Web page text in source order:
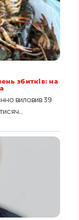
збитків: на
виловив 39